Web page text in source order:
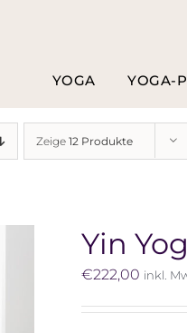
YOGA YOGA-
Zeige 12 Produkte
Yin
€222,00 inkl.